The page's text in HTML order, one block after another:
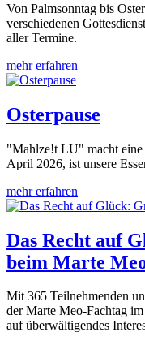
Von Palmsonntag bis
verschiedenen
aller Termine.
mehr erfahren
Osterpause
"Mahlze!t LU" macht eine
April 2026, ist unsere
mehr erfahren
Das Recht auf
beim Marte
Mit 365 Teilnehmenden
der Marte Meo-Fachtag
auf überwältigendes